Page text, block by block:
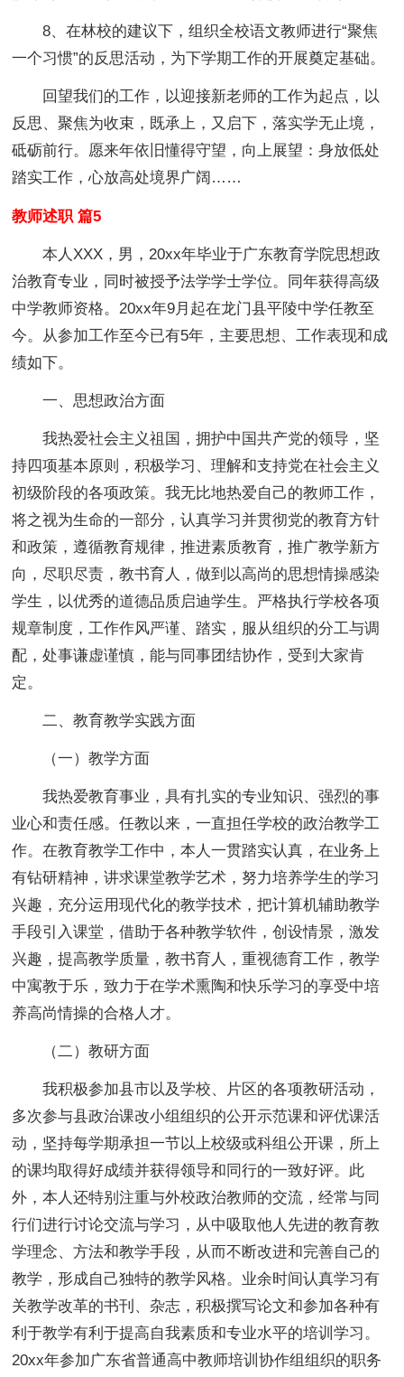
8、在林校的建议下，组织全校语文教师进行“聚焦
一个习惯”的反思活动，为下学期工作的开展奠定基础。
回望我们的工作，以迎接新老师的工作为起点，以
反思、聚焦为收束，既承上，又启下，落实学无止境，
砥砺前行。愿来年依旧懂得守望，向上展望：身放低处
踏实工作，心放高处境界广阔……
教师述职 篇5
本人XXX，男，20xx年毕业于广东教育学院思想政
治教育专业，同时被授予法学学士学位。同年获得高级
中学教师资格。20xx年9月起在龙门县平陵中学任教至
今。从参加工作至今已有5年，主要思想、工作表现和成
绩如下。
一、思想政治方面
我热爱社会主义祖国，拥护中国共产党的领导，坚
持四项基本原则，积极学习、理解和支持党在社会主义
初级阶段的各项政策。我无比地热爱自己的教师工作，
将之视为生命的一部分，认真学习并贯彻党的教育方针
和政策，遵循教育规律，推进素质教育，推广教学新方
向，尽职尽责，教书育人，做到以高尚的思想情操感染
学生，以优秀的道德品质启迪学生。严格执行学校各项
规章制度，工作作风严谨、踏实，服从组织的分工与调
配，处事谦虚谨慎，能与同事团结协作，受到大家肯
定。
二、教育教学实践方面
（一）教学方面
我热爱教育事业，具有扎实的专业知识、强烈的事
业心和责任感。任教以来，一直担任学校的政治教学工
作。在教育教学工作中，本人一贯踏实认真，在业务上
有钻研精神，讲求课堂教学艺术，努力培养学生的学习
兴趣，充分运用现代化的教学技术，把计算机辅助教学
手段引入课堂，借助于各种教学软件，创设情景，激发
兴趣，提高教学质量，教书育人，重视德育工作，教学
中寓教于乐，致力于在学术熏陶和快乐学习的享受中培
养高尚情操的合格人才。
（二）教研方面
我积极参加县市以及学校、片区的各项教研活动，
多次参与县政治课改小组组织的公开示范课和评优课活
动，坚持每学期承担一节以上校级或科组公开课，所上
的课均取得好成绩并获得领导和同行的一致好评。此
外，本人还特别注重与外校政治教师的交流，经常与同
行们进行讨论交流与学习，从中吸取他人先进的教育教
学理念、方法和教学手段，从而不断改进和完善自己的
教学，形成自己独特的教学风格。业余时间认真学习有
关教学改革的书刊、杂志，积极撰写论文和参加各种有
利于教学有利于提高自我素质和专业水平的培训学习。
20xx年参加广东省普通高中教师培训协作组组织的职务